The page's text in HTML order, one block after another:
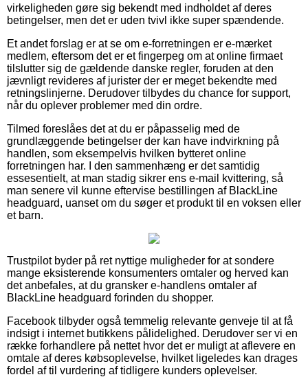
virkeligheden gøre sig bekendt med indholdet af deres
betingelser, men det er uden tvivl ikke super spændende.
Et andet forslag er at se om e-forretningen er e-mærket
medlem, eftersom det er et fingerpeg om at online firmaet
tilslutter sig de gældende danske regler, foruden at den
jævnligt revideres af jurister der er meget bekendte med
retningslinjerne. Derudover tilbydes du chance for support,
når du oplever problemer med din ordre.
Tilmed foreslåes det at du er påpasselig med de
grundlæggende betingelser der kan have indvirkning på
handlen, som eksempelvis hvilken bytteret online
forretningen har. I den sammenhæng er det samtidig
essesentielt, at man stadig sikrer ens e-mail kvittering, så
man senere vil kunne eftervise bestillingen af BlackLine
headguard, uanset om du søger et produkt til en voksen eller
et barn.
Trustpilot byder på ret nyttige muligheder for at sondere
mange eksisterende konsumenters omtaler og herved kan
det anbefales, at du gransker e-handlens omtaler af
BlackLine headguard forinden du shopper.
Facebook tilbyder også temmelig relevante genveje til at få
indsigt i internet butikkens pålidelighed. Derudover ser vi en
række forhandlere på nettet hvor det er muligt at aflevere en
omtale af deres købsoplevelse, hvilket ligeledes kan drages
fordel af til vurdering af tidligere kunders oplevelser.